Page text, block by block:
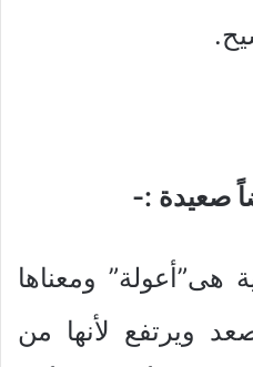
صعيدة :-
هى”أعولة” ومعناها
ويرتفع لأنها من